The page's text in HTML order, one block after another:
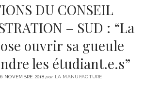
DU CONSEIL
– SUD : “La
ouvrir sa gueule
les étudiant.e.s”
NOVEMBRE 2018parLA MANUFACTURE